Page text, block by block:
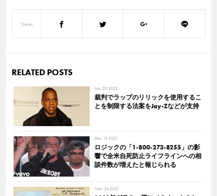
Shares
RELATED POSTS
Jan. 20 2022
裁判でラップのリリックを使用するこ
とを制限する法案をJay-Zなどが支持
Dec. 15 2021
ロジックの「1-800-273-8255」の影
響で全米自死防止ライフラインへの相
談件数が増えたと報じられる
Nov. 24 2021